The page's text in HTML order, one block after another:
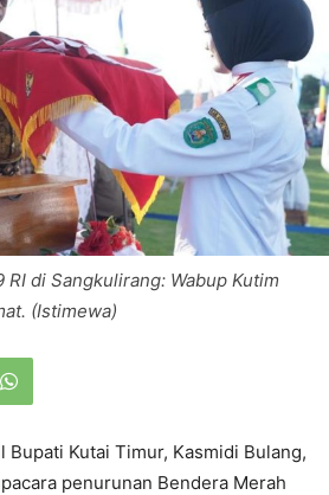
di Sangkulirang: Wabup Kutim
(Istimewa)
Bupati Kutai Timur, Kasmidi Bulang,
penurunan Bendera Merah